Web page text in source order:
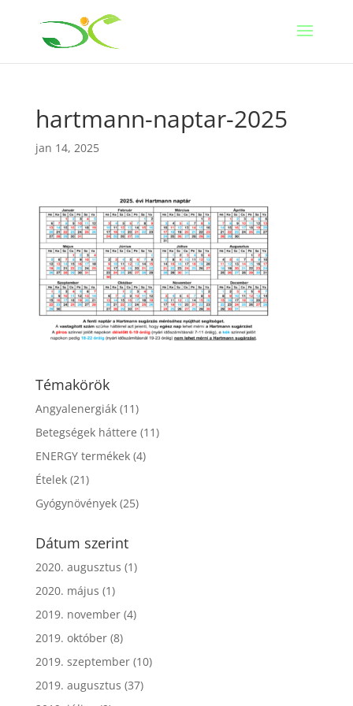
hartmann-naptar-2025
jan 14, 2025
Témakörök
Angyalenergiák(11)
Betegségek háttere (11)
ENERGY termékek(4)
Ételek(21)
Gyógynövények(25)
Dátum szerint
2020. augusztus (1)
2020. május (1)
2019. november(4)
2019. október(8)
2019. szeptember(10)
2019. augusztus (37)